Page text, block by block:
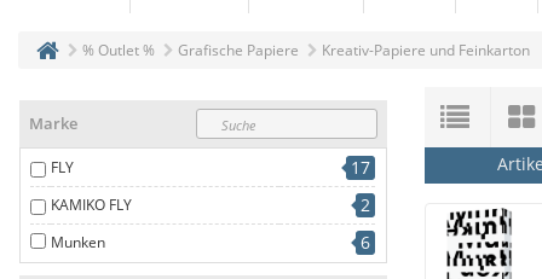
% Outlet % Grafische Papiere Kreativ-Papiere und Feinkarton
Marke
FLY 17
KAMIKO FLY 2
Munken 6